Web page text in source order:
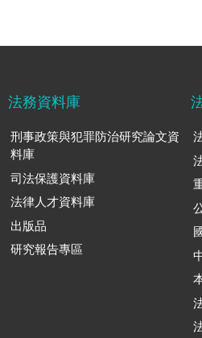
法務資料庫
刑事政策與犯罪防治研究論文資
料庫
司法保護資料庫
法律人才資料庫
出版品
研究報告專區